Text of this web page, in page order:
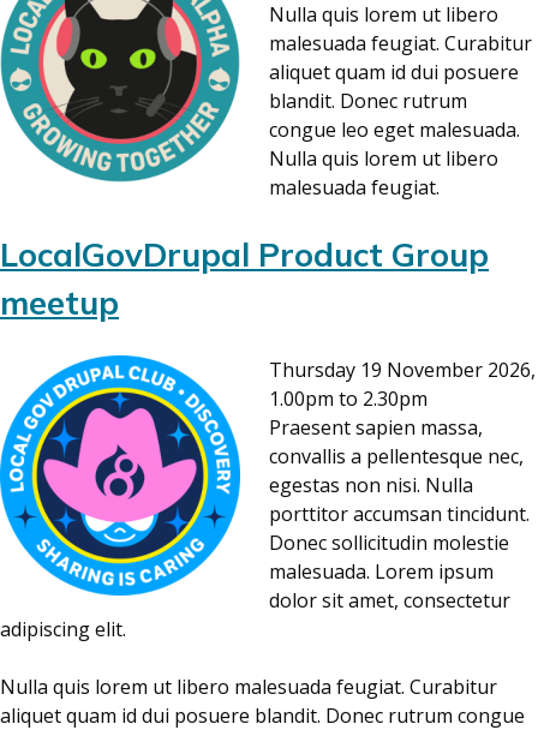
Nulla quis lorem ut libero
malesuada feugiat. Curabitur
aliquet quam id dui posuere
blandit. Donec rutrum
congue leo eget malesuada.
Nulla quis lorem ut libero
malesuada feugiat.
LocalGovDrupal Product Group
meetup
Thursday 19 November 2026,
1.00pm to 2.30pm
Praesent sapien massa,
convallis a pellentesque nec,
egestas non nisi. Nulla
porttitor accumsan tincidunt.
Donec sollicitudin molestie
malesuada. Lorem ipsum
dolor sit amet, consectetur
adipiscing elit.
Nulla quis lorem ut libero malesuada feugiat. Curabitur
aliquet quam id dui posuere blandit. Donec rutrum congue